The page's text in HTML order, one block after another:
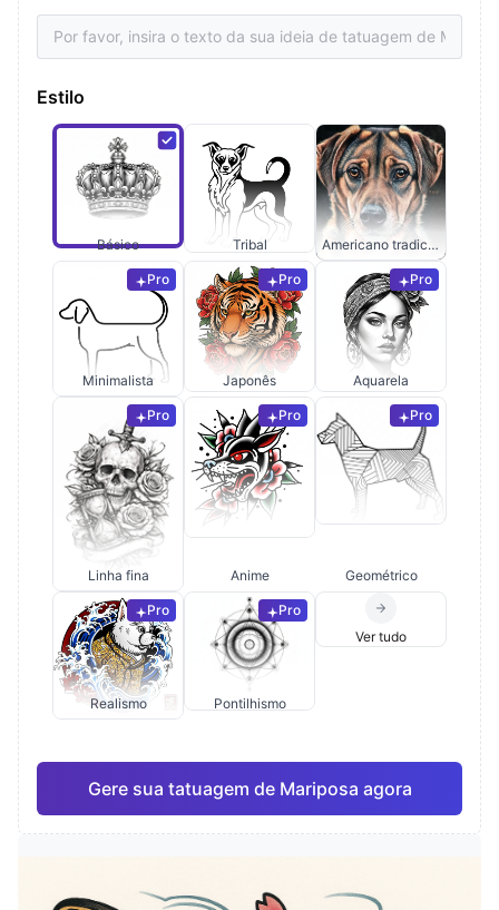
Estilo
Básico Tribal Americano tradicional
Pro
Minimalista
Pro
Japonês
Pro
Aquarela
Pro
Linha fina
Pro
Anime
Pro
Geométrico
Pro
Realismo
Pro
Pontilhismo
Ver tudo
Gere sua tatuagem de Mariposa agora